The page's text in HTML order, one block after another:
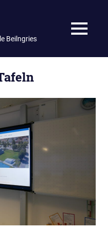
Beilngries MENU